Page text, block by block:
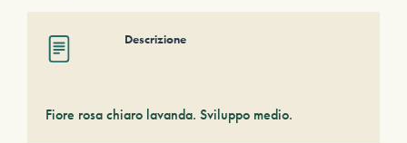
Descrizione
Fiore rosa chiaro lavanda. Sviluppo medio.